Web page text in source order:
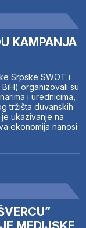
KAMPANJA
Srpske SWOT i
organizovali su
i urednicima,
tržišta duvanskih
ukazivanje na
ekonomija nanosi